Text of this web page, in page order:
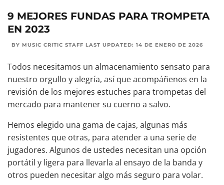
9 MEJORES FUNDAS PARA TROMPETA
EN 2023
BY MUSIC CRITIC STAFF LAST UPDATED: 14 DE ENERO DE 2026
Todos necesitamos un almacenamiento sensato para
nuestro orgullo y alegría, así que acompáñenos en la
revisión de los mejores estuches para trompetas del
mercado para mantener su cuerno a salvo.
Hemos elegido una gama de cajas, algunas más
resistentes que otras, para atender a una serie de
jugadores. Algunos de ustedes necesitan una opción
portátil y ligera para llevarla al ensayo de la banda y
otros pueden necesitar algo más seguro para volar.